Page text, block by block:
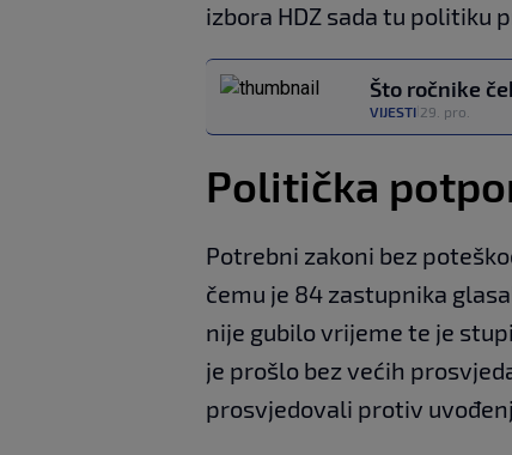
izbora HDZ sada tu politiku
Što ročnike
VIJESTI 29. pro.
Politička
Potrebni zakoni bez
čemu je 84 zastupnika
nije gubilo vrijeme te je
je prošlo bez većih
prosvjedovali protiv